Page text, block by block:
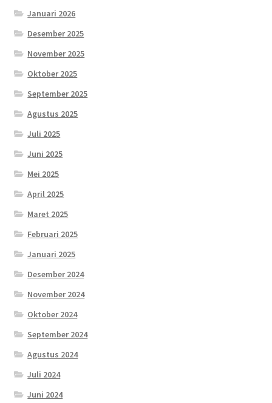
Januari 2026
Desember 2025
November 2025
Oktober 2025
September 2025
Agustus 2025
Juli 2025
Juni 2025
Mei 2025
April 2025
Maret 2025
Februari 2025
Januari 2025
Desember 2024
November 2024
Oktober 2024
September 2024
Agustus 2024
Juli 2024
Juni 2024